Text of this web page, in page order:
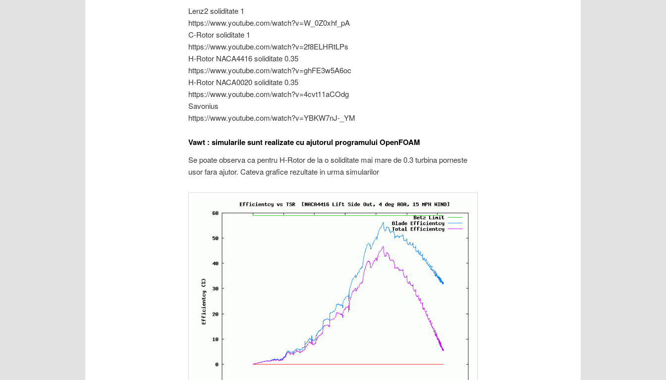
Lenz2 soliditate 1
https://www.youtube.com/watch?v=W_0Z0xhf_pA
C-Rotor soliditate 1
https://www.youtube.com/watch?v=2f8ELHRtLPs
H-Rotor NACA4416 soliditate 0.35
https://www.youtube.com/watch?v=ghFE3w5A6oc
H-Rotor NACA0020 soliditate 0.35
https://www.youtube.com/watch?v=4cvt11aCOdg
Savonius
https://www.youtube.com/watch?v=YBKW7nJ-_YM
Vawt : simularile sunt realizate cu ajutorul programului OpenFOAM
Se poate observa ca pentru H-Rotor de la o soliditate mai mare de 0.3 turbina porneste
usor fara ajutor. Cateva grafice rezultate in urma simularilor